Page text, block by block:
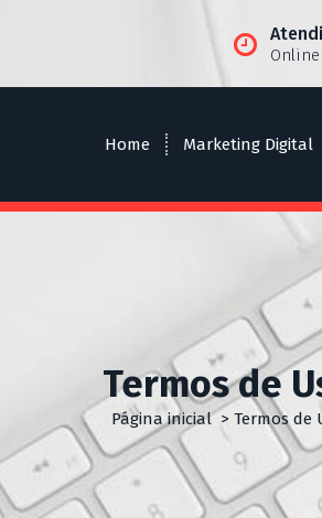
Online
Home Marketing Digital
Termos de
Página inicial> Termos de